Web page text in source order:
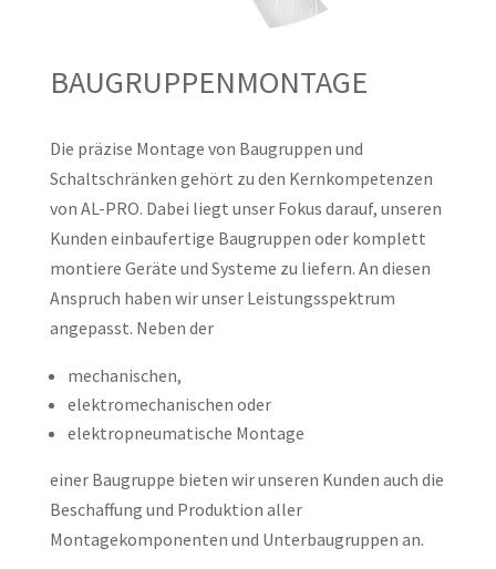
BAUGRUPPENMONTAGE
Die präzise Montage von Baugruppen und
Schaltschränken gehört zu den Kernkompetenzen
von AL-PRO. Dabei liegt unser Fokus darauf, unseren
Kunden einbaufertige Baugruppen oder komplett
montiere Geräte und Systeme zu liefern. An diesen
Anspruch haben wir unser Leistungsspektrum
angepasst. Neben der
mechanischen,
elektromechanischen oder
elektropneumatische Montage
einer Baugruppe bieten wir unseren Kunden auch die
Beschaffung und Produktion aller
Montagekomponenten und Unterbaugruppen an.